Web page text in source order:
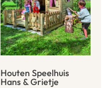
Houten Speelhuis
Hans & Grietje